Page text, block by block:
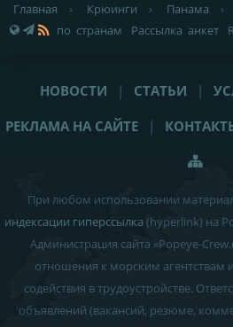
Главная › Крюинги › Панама ›
по странам
Рассылка анкет
НОВОСТИ | СТАТЬИ |
РЕКЛАМА НА САЙТЕ
|
При любом использовании
индексации гиперссылка (hyperlink) на
Администрация сайта «Popeye-
отношения к морским агентствам и
содействия в трудоустройстве.
объявлений (вакансий, резюме,